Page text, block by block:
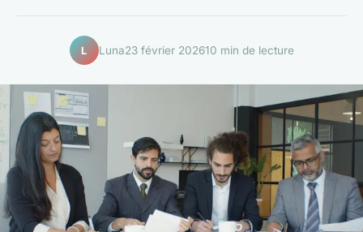
L Luna23 février 202610 min de lecture